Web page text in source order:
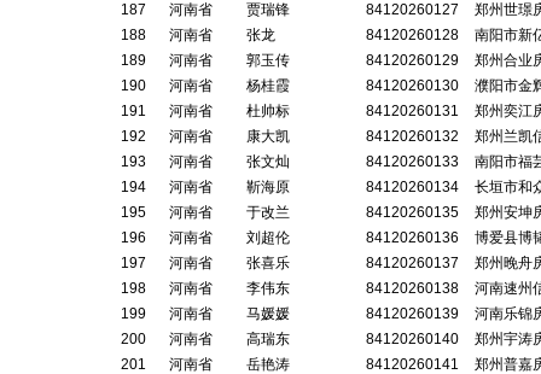
187
河南省 贾瑞锋 84120260127
郑州世璟
188
河南省 张龙 84120260128
南阳市新
189
河南省 郭玉传 84120260129
郑州合业
190
河南省 杨桂霞 84120260130
濮阳市金
191
河南省 杜帅标 84120260131
郑州奕江
192
河南省 康大凯 84120260132
郑州兰凯
193
河南省 张文灿 84120260133
南阳市福
194
河南省 靳海原 84120260134
长垣市和
195
河南省 于改兰 84120260135
郑州安坤
196
河南省 刘超伦 84120260136
博爱县博
197
河南省 张喜乐 84120260137
郑州晚舟
198
河南省 李伟东 84120260138
河南速州
199
河南省 马媛媛 84120260139
河南乐锦
200
河南省 高瑞东 84120260140
郑州宇涛
201
河南省 岳艳涛 84120260141
郑州普嘉